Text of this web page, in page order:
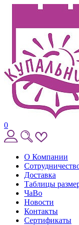
0
О Компании
Доставка
Таблицы
ЧаВо
Новости
Контакты
Сертификаты